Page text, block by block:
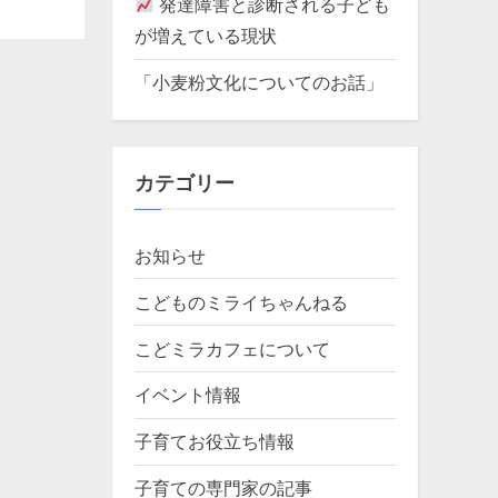
が増えている現状
「小麦粉文化についてのお話」
カテゴリー
お知らせ
こどものミライちゃんねる
こどミラカフェについて
イベント情報
子育てお役立ち情報
子育ての専門家の記事